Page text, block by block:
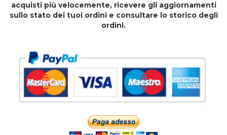
acquisti più velocemente, ricevere gli aggiornamenti
sullo stato dei tuoi ordini e consultare lo storico degli
ordini.